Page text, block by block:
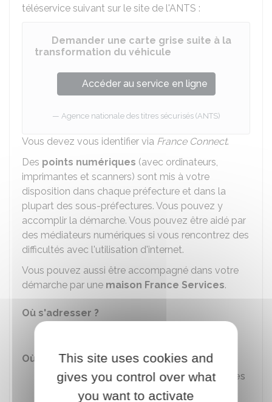
téléservice suivant sur le site de l'ANTS :
Demander une carte grise suite à la
transformation du véhicule
Accéder au service en ligne
Agence nationale des titres sécurisés (ANTS)
Vous devez vous identifier via France Connect.
Des points numériques (avec ordinateurs,
imprimantes et scanners) sont mis à votre
disposition dans chaque préfecture et dans la
plupart des sous-préfectures. Vous pouvez y
accomplir la démarche. Vous pouvez être aidé par
des médiateurs numériques si vous rencontrez des
difficultés avec l'utilisation d'internet.
Vous pouvez aussi être accompagné dans votre
démarche par une maison France Services.
Où s'adresser ?
Où s'adresser ?
France Services / Maison de services
au public
This site uses cookies and
gives you control over what
you want to activate